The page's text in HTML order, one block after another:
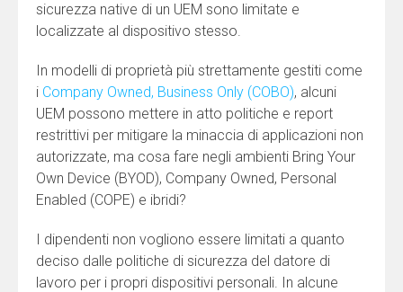
sicurezza native di un UEM sono limitate e
localizzate al dispositivo stesso.
In modelli di proprietà più strettamente gestiti come
i Company Owned, Business Only (COBO), alcuni
UEM possono mettere in atto politiche e report
restrittivi per mitigare la minaccia di applicazioni non
autorizzate, ma cosa fare negli ambienti Bring Your
Own Device (BYOD), Company Owned, Personal
Enabled (COPE) e ibridi?
I dipendenti non vogliono essere limitati a quanto
deciso dalle politiche di sicurezza del datore di
lavoro per i propri dispositivi personali. In alcune